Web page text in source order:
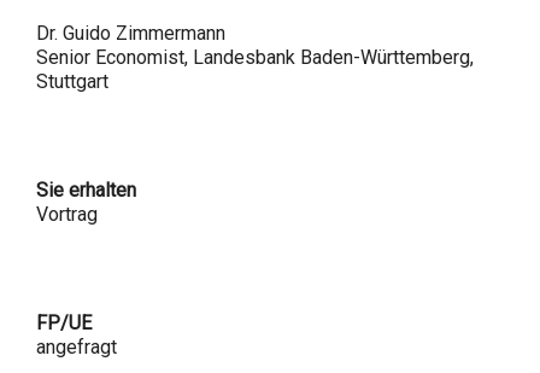
Dr. Guido Zimmermann
Senior Economist, Landesbank Baden-Württemberg,
Stuttgart
Sie erhalten
Vortrag
FP/UE
angefragt